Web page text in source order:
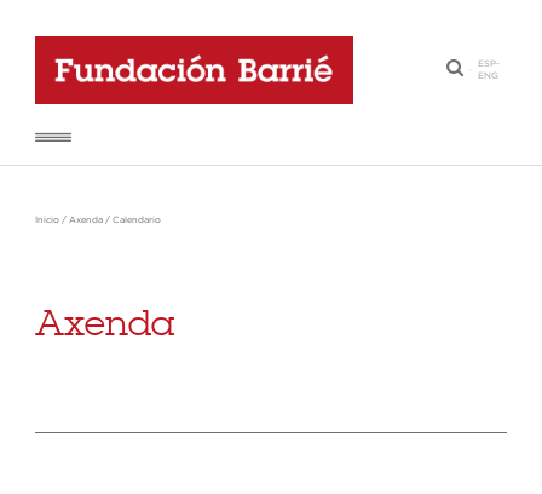
·
ESP-
ENG
Inicio / Axenda / Calendario
Axenda